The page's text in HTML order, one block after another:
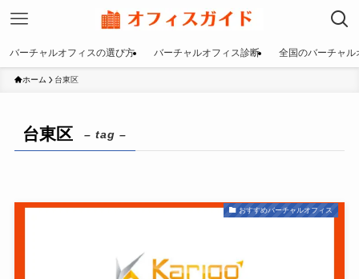
バーチャルオフィスの選び方 バーチャルオフィス診断 全国のバーチャル
ホーム 台東区
台東区 – tag –
おすすめバーチャルオフィス